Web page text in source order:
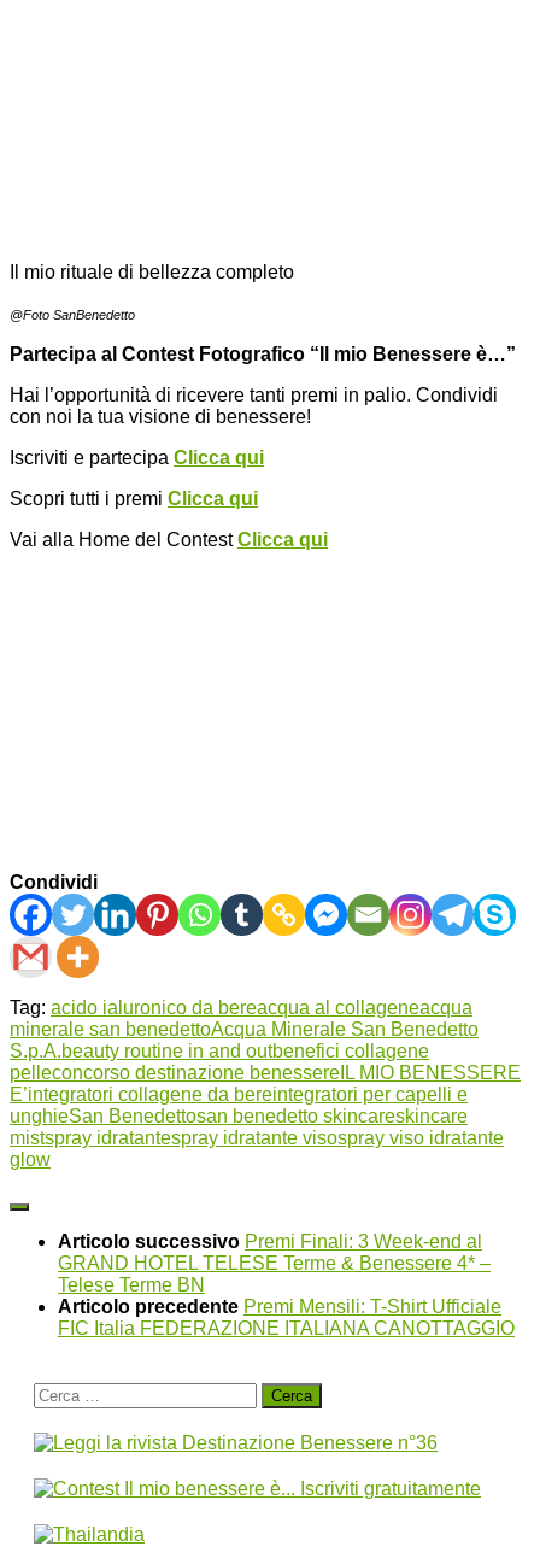
Il mio rituale di bellezza completo
@Foto SanBenedetto
Partecipa al Contest Fotografico “Il mio Benessere è…”
Hai l’opportunità di ricevere tanti premi in palio. Condividi
con noi la tua visione di benessere!
Iscriviti e partecipa Clicca qui
Scopri tutti i premi Clicca qui
Vai alla Home del ContestClicca qui
Condividi
Tag: acido ialuronico da bereacqua al collageneacqua
minerale san benedettoAcqua Minerale San Benedetto
S.p.A.beauty routine in and outbenefici collagene
pelleconcorso destinazione benessere IL MIO BENESSERE
E’integratori collagene da bereintegratori per capelli e
unghieSan Benedettosan benedetto skincareskincare
mistspray idratantespray idratante visospray viso idratante
glow
Articolo successivo Premi Finali: 3 Week-end al
GRAND HOTEL TELESE Terme & Benessere 4* –
Telese Terme BN
Articolo precedente Premi Mensili: T-Shirt Ufficiale
FIC Italia FEDERAZIONE ITALIANA CANOTTAGGIO
Ricerca
per: